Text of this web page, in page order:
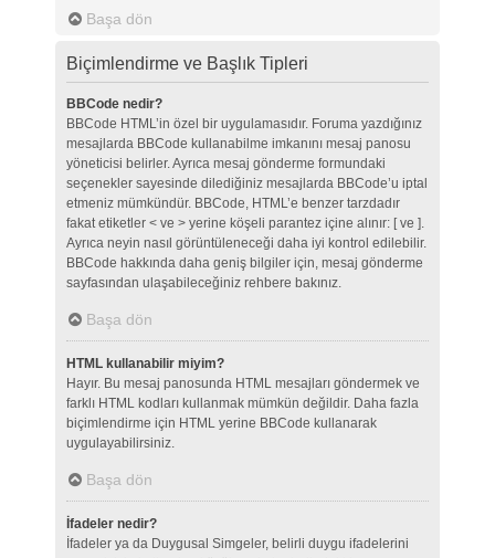
Başa dön
Biçimlendirme ve Başlık Tipleri
BBCode nedir?
BBCode HTML’in özel bir uygulamasıdır. Foruma yazdığınız
mesajlarda BBCode kullanabilme imkanını mesaj panosu
yöneticisi belirler. Ayrıca mesaj gönderme formundaki
seçenekler sayesinde dilediğiniz mesajlarda BBCode’u iptal
etmeniz mümkündür. BBCode, HTML’e benzer tarzdadır
fakat etiketler < ve > yerine köşeli parantez içine alınır: [ ve ].
Ayrıca neyin nasıl görüntüleneceği daha iyi kontrol edilebilir.
BBCode hakkında daha geniş bilgiler için, mesaj gönderme
sayfasından ulaşabileceğiniz rehbere bakınız.
Başa dön
HTML kullanabilir miyim?
Hayır. Bu mesaj panosunda HTML mesajları göndermek ve
farklı HTML kodları kullanmak mümkün değildir. Daha fazla
biçimlendirme için HTML yerine BBCode kullanarak
uygulayabilirsiniz.
Başa dön
İfadeler nedir?
İfadeler ya da Duygusal Simgeler, belirli duygu ifadelerini